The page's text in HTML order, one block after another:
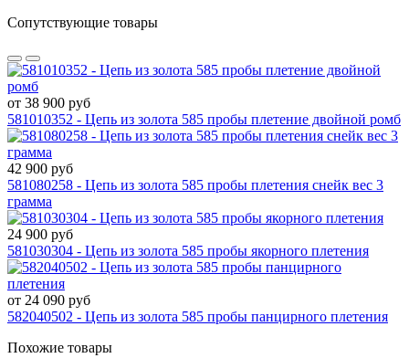
Сопутствующие товары
от 38 900 руб
581010352 - Цепь из золота 585 пробы плетение двойной ромб
42 900 руб
581080258 - Цепь из золота 585 пробы плетения снейк вес 3
грамма
24 900 руб
581030304 - Цепь из золота 585 пробы якорного плетения
от 24 090 руб
582040502 - Цепь из золота 585 пробы панцирного плетения
Похожие товары